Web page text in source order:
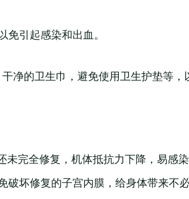
引起感染和出血。
净的卫生巾，避免使用卫生护垫等，
未完全修复，机体抵抗力下降，易感
坏修复的子宫内膜，给身体带来不必